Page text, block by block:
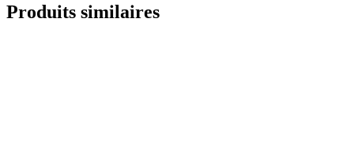
Produits similaires